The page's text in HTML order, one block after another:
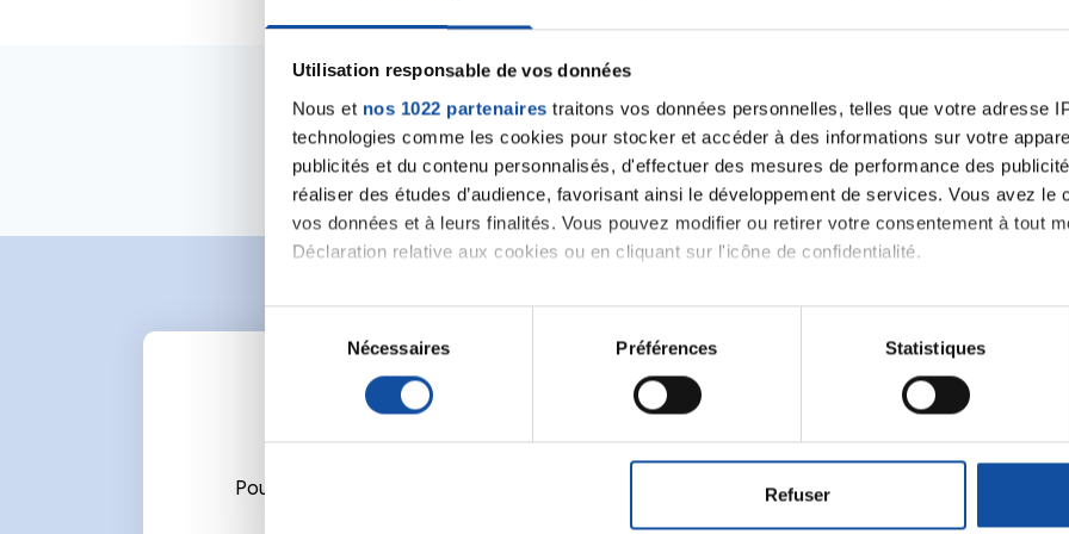
Utilisation responsable de vos données
Nous et nos 1022 partenaires traitons vos données personnelles, telles que votre adresse
technologies comme les cookies pour stocker et accéder à des informations sur votre
publicités et du contenu personnalisés, d'effectuer des mesures de performance des
réaliser des études d’audience, favorisant ainsi le développement de services. Vous avez le
vos données et à leurs finalités. Vous pouvez modifier ou retirer votre consentement à tout
Déclaration relative aux cookies ou en cliquant sur l'icône de confidentialité.
Si vous le permettez, nous aimerions également :
Collecter des informations sur votre localisation géographique qui peuvent être
digitales).
Pour en savoir plus sur le traitement de vos données personnelles et définir vos
. Vous pouvez modifier ou retirer votre consentement à tout moment à partir de la
i
Nécessaires Préférences Statistiques
Refuser
Ecrire un commentaire
Pour écrire un commentaire ou lancer une nouvelle discussion vous aurez besoin de vous